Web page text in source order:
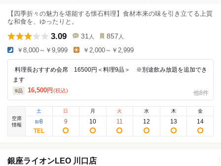
【四季折々の魅力を堪能する懐石料理】食材本来の味を引き立てる上質
な和食を、ゆったりと。
3.09 31 人 857 人
￥8,000～￥9,999 ￥2,000～￥2,999
料理長おすすめ会席 16500円＜料理9品＞ ※別途飲み放題を追加でき
ます
9品 16,500円 (税込) 他8件
空席
情報
土
8/8
日
9
月
10
火
11
水
12
木
13
金
14
銀座ライオンLEO 川口店